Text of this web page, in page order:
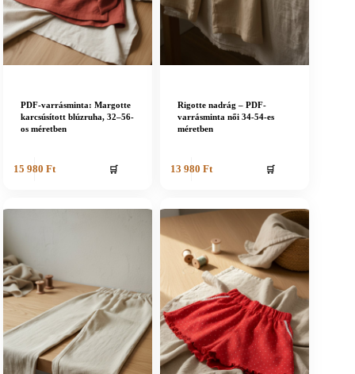
PDF-varrásminta: Margotte
karcsúsított blúzruha, 32–56-
os méretben
15 980 Ft 🛒
Rigotte nadrág – PDF-
varrásminta női 34-54-es
méretben
13 980 Ft 🛒